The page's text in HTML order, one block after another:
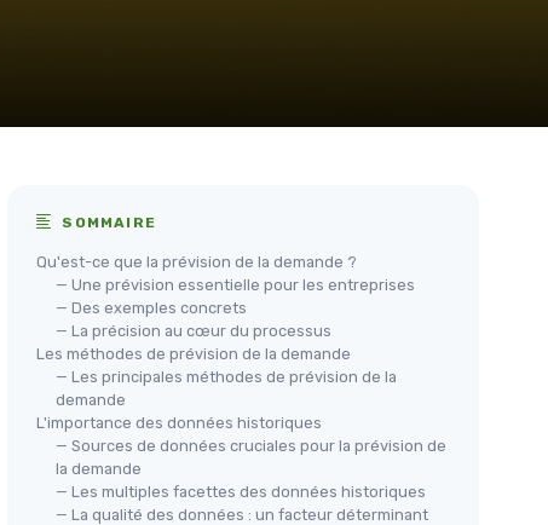
SOMMAIRE
Qu'est-ce que la prévision de la demande ?
— Une prévision essentielle pour les entreprises
— Des exemples concrets
— La précision au cœur du processus
Les méthodes de prévision de la demande
— Les principales méthodes de prévision de la
demande
L'importance des données historiques
— Sources de données cruciales pour la prévision de
la demande
— Les multiples facettes des données historiques
— La qualité des données : un facteur déterminant